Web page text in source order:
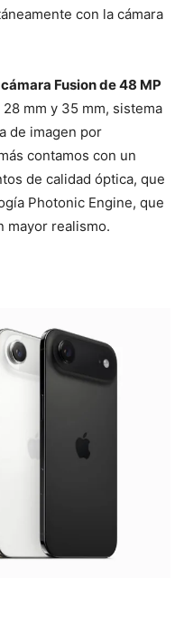
con la cámara
cámara Fusion de 48 MP
mm y 35 mm, sistema
de imagen por
contamos con un
de calidad óptica, que
Photonic Engine, que
mayor realismo.